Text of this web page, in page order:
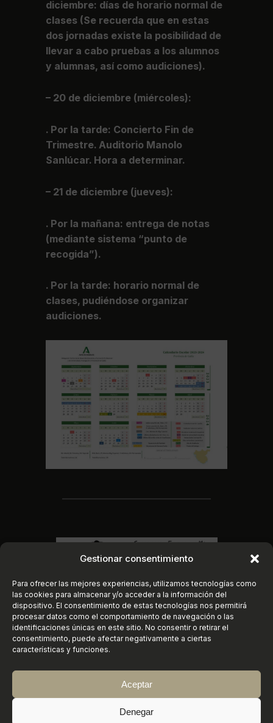
Gestionar consentimiento
Para ofrecer las mejores experiencias, utilizamos tecnologías como
las cookies para almacenar y/o acceder a la información del
dispositivo. El consentimiento de estas tecnologías nos permitirá
procesar datos como el comportamiento de navegación o las
identificaciones únicas en este sitio. No consentir o retirar el
consentimiento, puede afectar negativamente a ciertas
características y funciones.
Aceptar
Denegar
diciembre: días de horario normal de
clases (Se recuerda que en estas
dos jornadas existe la posibilidad de
llevar a cabo pruebas a los alumnos
y alumnas, así como audiciones).
– 20 de diciembre (miércoles):
. Por la tarde: Concierto Fin de
Trimestre. Auditorio Manolo
Sanlúcar. Hora a determinar.
– 21 de diciembre (jueves):
. Por la mañana: entrega de notas
(mediante sistema “punto de
recogida”).
. Por la tarde: horario normal de
clases, pudiéndose organizar
audiciones.
Instagram
https://
X
«Joaquín Turina» | Sanlúcar de Barrameda (Cádiz)